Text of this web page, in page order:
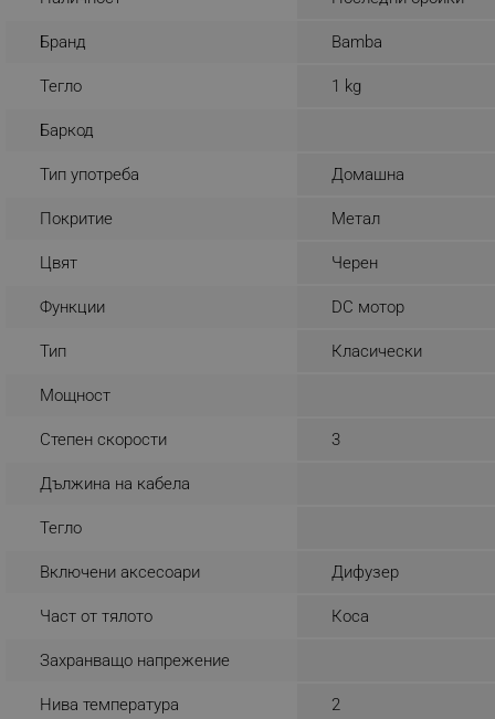
Бранд Bamba
Тегло 1 kg
Баркод
Тип употреба Домашна
Покритие Метал
Цвят Черен
Функции DC мотор
Тип Класически
Мощност
Степен скорости 3
Дължина на кабела
Тегло
Включени аксесоари Дифузер
Част от тялото Коса
Захранващо напрежение
Нива температура 2
segmentifyExtension
sgfUserUpdateData
rlv_s
rlv_iv